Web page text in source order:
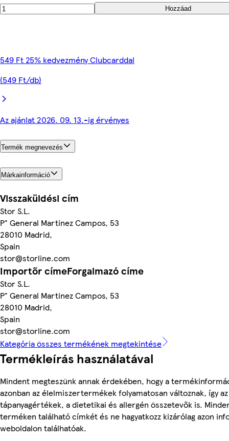
Hozzáad
549 Ft 25% kedvezmény Clubcarddal
(549 Ft/db)
Az ajánlat 2026. 09. 13.-ig érvényes
Termék megnevezés
Márkainformáció
Visszaküldési cím
Stor S.L.
P° General Martinez Campos, 53
28010 Madrid,
Spain
stor@storline.com
Importőr címeForgalmazó címe
Stor S.L.
P° General Martinez Campos, 53
28010 Madrid,
Spain
stor@storline.com
Kategória összes termékének megtekintése
Termékleírás használatával
Mindent megteszünk annak érdekében, hogy a
azonban az élelmiszertermékek folyamatosan változnak, így
tápanyagértékek, a dietetikai és allergén összetevők is.
terméken található címkét és ne hagyatkozz kizárólag azon
weboldalon találhatóak.